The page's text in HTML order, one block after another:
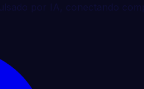
por IA, conectando